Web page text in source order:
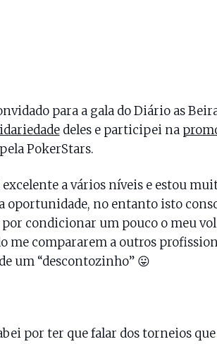
para a gala do Diário as
deles e participei na
PokerStars.
a vários níveis e estou
oportunidade, no entanto isto
por condicionar um pouco o meu
me compararem a outros
um “descontozinho” 😛
por ter que falar dos torneios que